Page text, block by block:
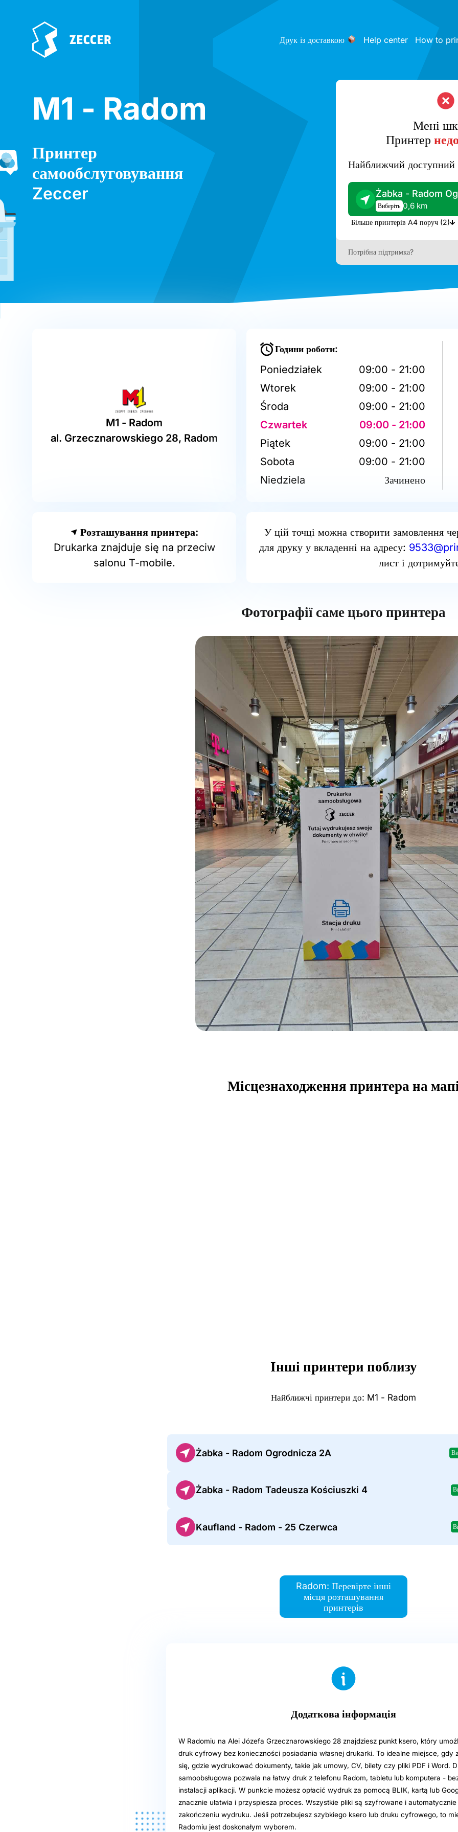
Друк із доставкою Help center How to
M1 - Radom
Принтер
самообслуговування
Zeccer
Мені
Принтер
Найближчий доступний
Żabka - Radom
Виберіть 0,6 km
Більше принтерів A4 поруч (2)
Потрібна підтримка?
M1 - Radom
al. Grzecznarowskiego 28, Radom
Години роботи:
Poniedziałek
09:00 - 21:00
Wtorek
09:00 - 21:00
Środa
09:00 - 21:00
Czwartek
09:00 - 21:00
Piątek
09:00 - 21:00
Sobota
09:00 - 21:00
Niedziela
Зачинено
Розташування принтера:
Drukarka znajduje się na przeciw
salonu T-mobile.
У цій точці можна створити замовлення
для друку у вкладенні на адресу:
лист і
Фотографії саме цього принтера
Місцезнаходження принтера на
Інші принтери поблизу
Найближчі принтери до: M1 - Radom
Żabka - Radom Ogrodnicza 2A
Żabka - Radom Tadeusza Kościuszki 4
Kaufland - Radom - 25 Czerwca
Radom: Перевірте інші
місця розташування
принтерів
Додаткова інформація
W Radomiu na Alei Józefa Grzecznarowskiego 28 znajdziesz punkt ksero, który
druk cyfrowy bez konieczności posiadania własnej drukarki. To idealne miejsce, gdy
się, gdzie wydrukować dokumenty, takie jak umowy, CV, bilety czy pliki PDF i Word.
samoobsługowa pozwala na łatwy druk z telefonu Radom, tabletu lub komputera -
instalacji aplikacji. W punkcie możesz opłacić wydruk za pomocą BLIK, kartą lub
znacznie ułatwia i przyspiesza proces. Wszystkie pliki są szyfrowane i
zakończeniu wydruku. Jeśli potrzebujesz szybkiego ksero lub druku cyfrowego, to
Radomiu jest doskonałym wyborem.